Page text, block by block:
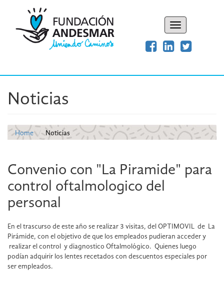
Toggle
navigation
Noticias
Home Noticias
Convenio con "La Piramide" para
control oftalmologico del
personal
En el trascurso de este año se realizar 3 visitas, del OPTIMOVIL de La
Pirámide, con el objetivo de que los empleados pudieran acceder y
realizar el control y diagnostico Oftalmológico. Quienes luego
podían adquirir los lentes recetados con descuentos especiales por
ser empleados.